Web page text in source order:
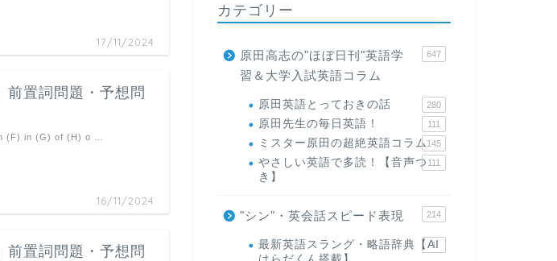
17/11/2024
前置詞問題・予想問
16/11/2024
(F) in (G) of (H) o …
前置詞問題・予想問
カテゴリー
原田高志の"ほぼ日刊"英語学
習＆大学入試英語コラム
647
原田英語とっておきの話 280
原田先生の毎日英語！ 111
ミスター原田の超絶英語コラム145
やさしい英語で多読！【音声つ
き】
111
"シン"・英会話スピード表現 214
最新英語スラング・略語辞典【AI
1